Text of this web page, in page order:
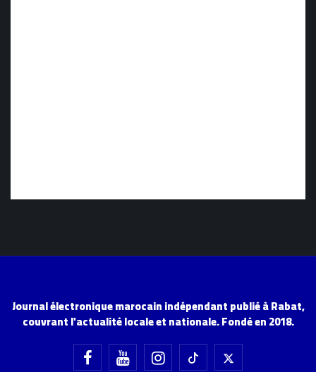
Journal électronique marocain indépendant publié à Rabat,
couvrant l'actualité locale et nationale. Fondé en 2018.